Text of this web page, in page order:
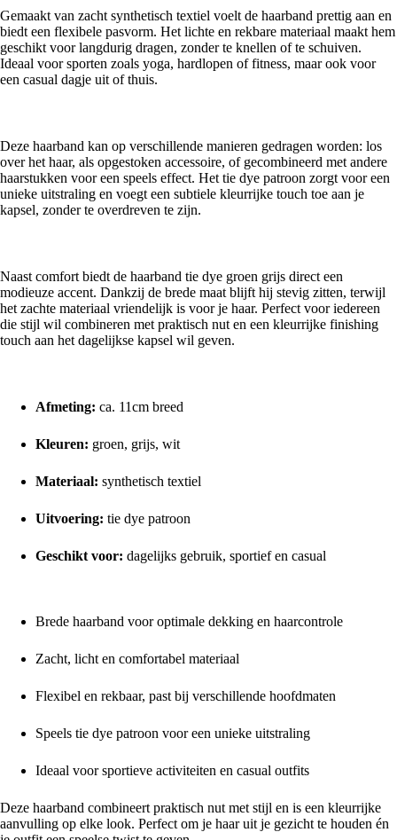
Gemaakt van zacht synthetisch textiel voelt de haarband prettig aan en
biedt een flexibele pasvorm. Het lichte en rekbare materiaal maakt hem
geschikt voor langdurig dragen, zonder te knellen of te schuiven.
Ideaal voor sporten zoals yoga, hardlopen of fitness, maar ook voor
een casual dagje uit of thuis.
Deze haarband kan op verschillende manieren gedragen worden: los
over het haar, als opgestoken accessoire, of gecombineerd met andere
haarstukken voor een speels effect. Het tie dye patroon zorgt voor een
unieke uitstraling en voegt een subtiele kleurrijke touch toe aan je
kapsel, zonder te overdreven te zijn.
Naast comfort biedt de haarband tie dye groen grijs direct een
modieuze accent. Dankzij de brede maat blijft hij stevig zitten, terwijl
het zachte materiaal vriendelijk is voor je haar. Perfect voor iedereen
die stijl wil combineren met praktisch nut en een kleurrijke finishing
touch aan het dagelijkse kapsel wil geven.
Afmeting: ca. 11cm breed
Kleuren: groen, grijs, wit
Materiaal: synthetisch textiel
Uitvoering: tie dye patroon
Geschikt voor: dagelijks gebruik, sportief en casual
Brede haarband voor optimale dekking en haarcontrole
Zacht, licht en comfortabel materiaal
Flexibel en rekbaar, past bij verschillende hoofdmaten
Speels tie dye patroon voor een unieke uitstraling
Ideaal voor sportieve activiteiten en casual outfits
Deze haarband combineert praktisch nut met stijl en is een kleurrijke
aanvulling op elke look. Perfect om je haar uit je gezicht te houden én